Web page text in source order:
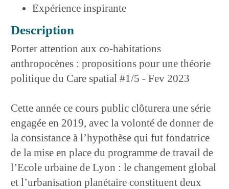
Expérience inspirante
Description
Porter attention aux co-habitations
anthropocènes : propositions pour une théorie
politique du Care spatial #1/5 - Fev 2023
Cette année ce cours public clôturera une série
engagée en 2019, avec la volonté de donner de
la consistance à l’hypothèse qui fut fondatrice
de la mise en place du programme de travail de
l’Ecole urbaine de Lyon : le changement global
et l’urbanisation planétaire constituent deux